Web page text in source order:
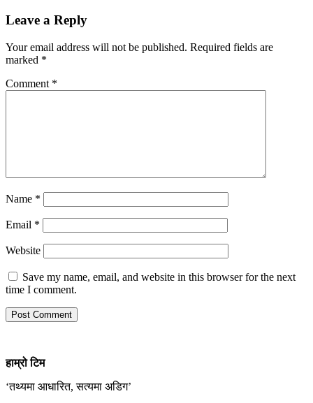
Leave a Reply
Your email address will not be published. Required fields are
marked *
Comment *
Name *
Email *
Website
Save my name, email, and website in this browser for the next
time I comment.
हाम्रोटिम
‘तथ्यमा आधारित, सत्यमा अडिग’